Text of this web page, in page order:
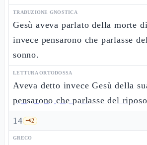
TRADUZIONE GNOSTICA
Gesù aveva parlato della morte
invece pensarono che parlasse
sonno.
LETTURA ORTODOSSA
Aveva detto invece Gesù della
pensarono che parlasse del
14 🗝️2
GRECO